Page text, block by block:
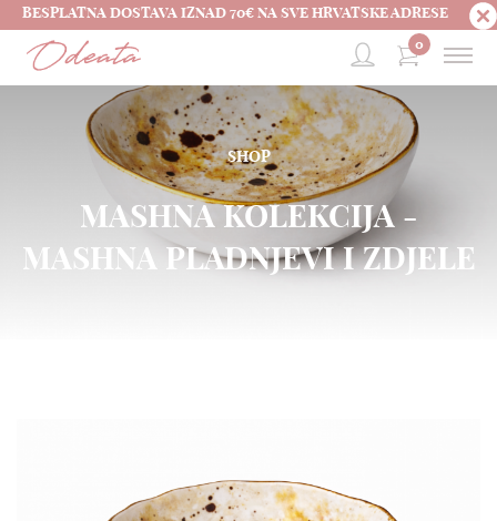
BESPLATNA DOSTAVA IZNAD 70€ NA SVE HRVATSKE ADRESE
0
SHOP
MASHNA KOLEKCIJA -
MASHNA PLADNJEVI I ZDJELE